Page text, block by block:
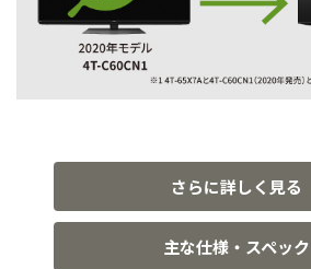
さらに詳しく見る
主な仕様・スペック